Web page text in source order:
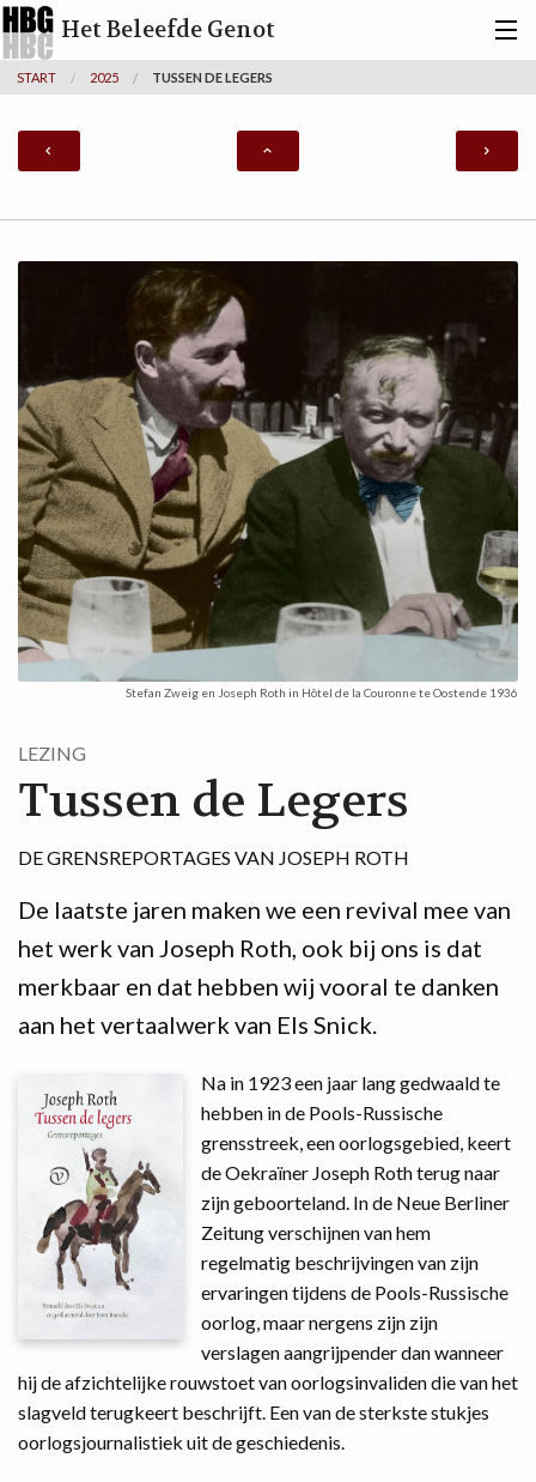
Het Beleefde Genot
ACTIVITEITEN
BERICHTEN
KUNSTENAARS
ZOEKEN
CONTACT
START 2025 TUSSEN DE LEGERS
Stefan Zweig en Joseph Roth in Hôtel de la Couronne te Oostende 1936
LEZING
Tussen de Legers
DE GRENSREPORTAGES VAN JOSEPH ROTH
De laatste jaren maken we een revival mee van
het werk van Joseph Roth, ook bij ons is dat
merkbaar en dat hebben wij vooral te danken
aan het vertaalwerk van Els Snick.
Na in 1923 een jaar lang gedwaald te
hebben in de Pools-Russische
grensstreek, een oorlogsgebied, keert
de Oekraïner Joseph Roth terug naar
zijn geboorteland. In de Neue Berliner
Zeitung verschijnen van hem
regelmatig beschrijvingen van zijn
ervaringen tijdens de Pools-Russische
oorlog, maar nergens zijn zijn
verslagen aangrijpender dan wanneer
hij de afzichtelijke rouwstoet van oorlogsinvaliden die van het
slagveld terugkeert beschrijft. Een van de sterkste stukjes
oorlogsjournalistiek uit de geschiedenis.